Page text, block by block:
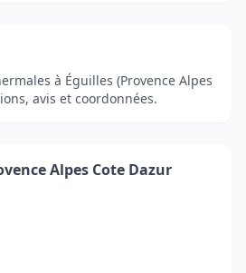
à Éguilles (Provence Alpes
avis et coordonnées.
Alpes Cote Dazur